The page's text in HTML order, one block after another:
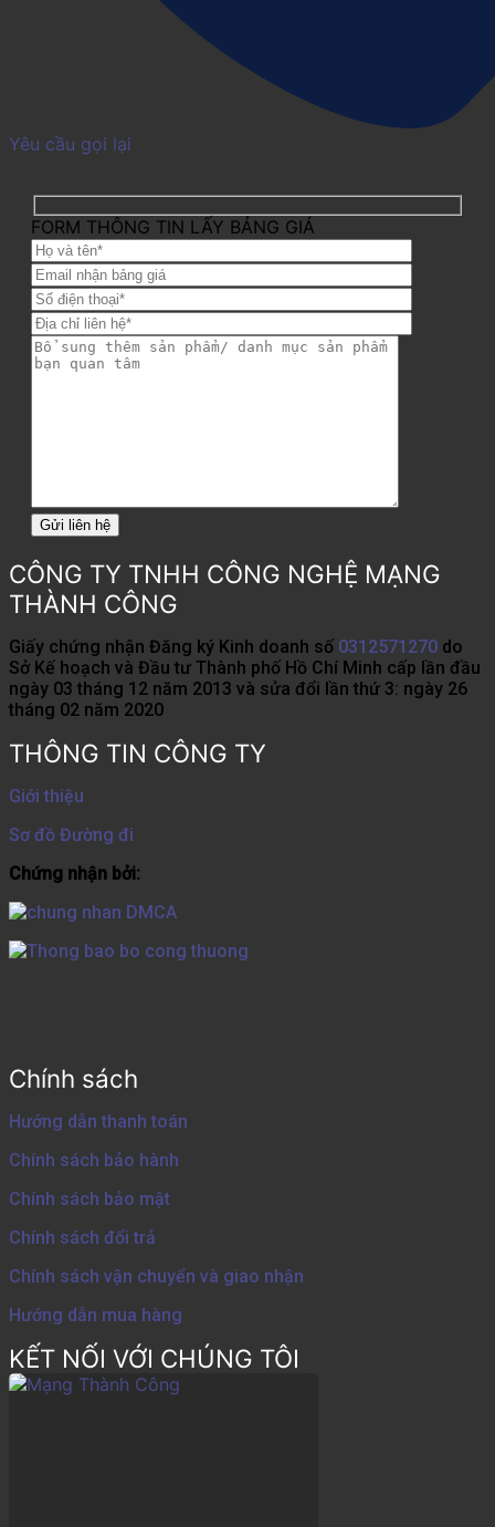
Yêu cầu gọi lại
FORM THÔNG TIN LẤY BẢNG GIÁ
CÔNG TY TNHH CÔNG NGHỆ MẠNG
THÀNH CÔNG
Giấy chứng nhận Đăng ký Kinh doanh số 0312571270 do
Sở Kế hoạch và Đầu tư Thành phố Hồ Chí Minh cấp lần đầu
ngày 03 tháng 12 năm 2013 và sửa đổi lần thứ 3: ngày 26
tháng 02 năm 2020
THÔNG TIN CÔNG TY
Giới thiệu
Sơ đồ Đường đi
Chứng nhận bởi:
Chính sách
Hướng dẫn thanh toán
Chính sách bảo hành
Chính sách bảo mật
Chính sách đổi trả
Chính sách vận chuyển và giao nhận
Hướng dẫn mua hàng
KẾT NỐI VỚI CHÚNG TÔI